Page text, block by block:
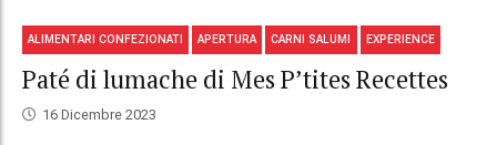
ALIMENTARI CONFEZIONATI APERTURA CARNI SALUMI EXPERIENCE
Paté di lumache di Mes P’tites Recettes
16 Dicembre 2023